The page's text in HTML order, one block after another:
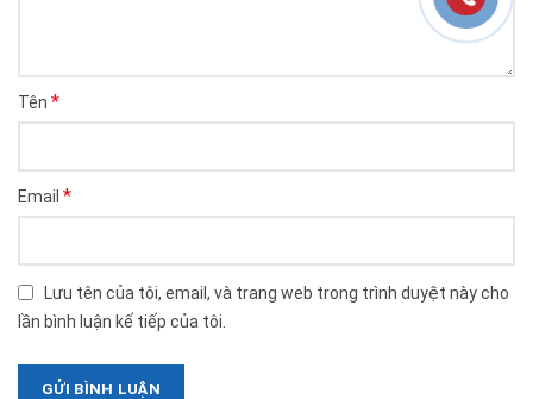
Tên *
Email *
Lưu tên của tôi, email, và trang web trong trình duyệt này cho
lần bình luận kế tiếp của tôi.